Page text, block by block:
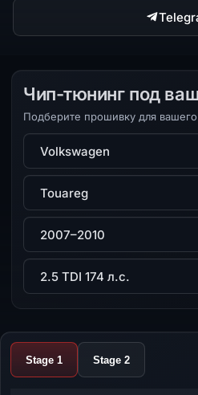
Чип-тюнинг под
Подберите прошивку для
Марка
Модель
Поколение
Двигатель
Stage 1 Stage 2